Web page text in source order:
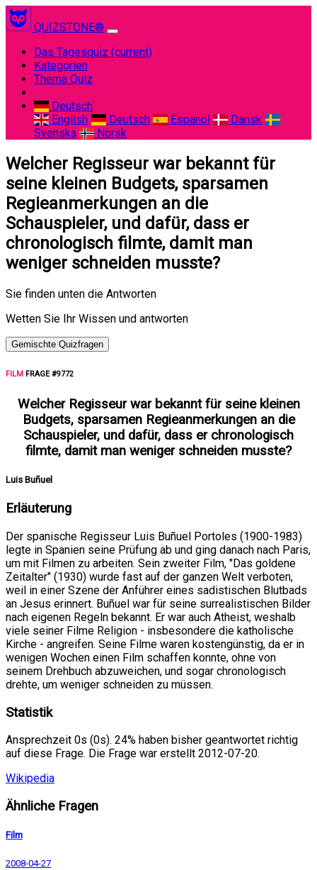
QUIZSTONE®
Das Tagesquiz (current)
Kategorien
Thema Quiz
Deutsch
English
Deutsch Espanol
Dansk
Svenska
Norsk
Welcher Regisseur war bekannt für
seine kleinen Budgets, sparsamen
Regieanmerkungen an die
Schauspieler, und dafür, dass er
chronologisch filmte, damit man
weniger schneiden musste?
Sie finden unten die Antworten
Wetten Sie Ihr Wissen und antworten
Gemischte Quizfragen
FILM FRAGE #9772
Welcher Regisseur war bekannt für seine kleinen
Budgets, sparsamen Regieanmerkungen an die
Schauspieler, und dafür, dass er chronologisch
filmte, damit man weniger schneiden musste?
Luis Buñuel
Erläuterung
Der spanische Regisseur Luis Buñuel Portoles (1900-1983)
legte in Spanien seine Prüfung ab und ging danach nach Paris,
um mit Filmen zu arbeiten. Sein zweiter Film, "Das goldene
Zeitalter" (1930) wurde fast auf der ganzen Welt verboten,
weil in einer Szene der Anführer eines sadistischen Blutbads
an Jesus erinnert. Buñuel war für seine surrealistischen Bilder
nach eigenen Regeln bekannt. Er war auch Atheist, weshalb
viele seiner Filme Religion - insbesondere die katholische
Kirche - angreifen. Seine Filme waren kostengünstig, da er in
wenigen Wochen einen Film schaffen konnte, ohne von
seinem Drehbuch abzuweichen, und sogar chronologisch
drehte, um weniger schneiden zu müssen.
Statistik
Ansprechzeit 0s (0s). 24% haben bisher geantwortet richtig
auf diese Frage. Die Frage war erstellt 2012-07-20.
Wikipedia
Ähnliche Fragen
Film
2008-04-27